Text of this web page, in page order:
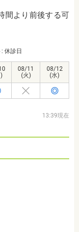
間より前後する可
: 休診日
08/11
(火)
08/12
(水)
13:39現在